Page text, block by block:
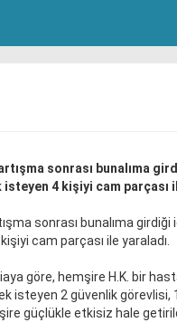
sonrası bunalıma
4 kişiyi cam parçası
sonrası bunalıma girdiği
cam parçası ile yaraladı.
göre, hemşire H.K. bir
isteyen 2 güvenlik görevlisi,
güçlükle etkisiz hale